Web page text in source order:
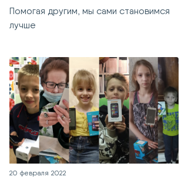
Помогая другим, мы сами становимся
лучше
20 февраля 2022